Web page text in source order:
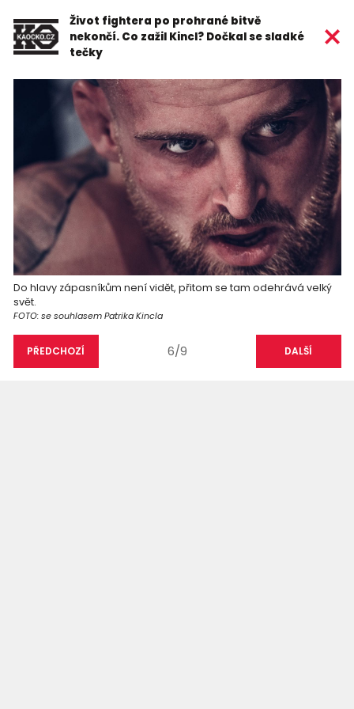
Život fightera po prohrané bitvě
nekončí. Co zažil Kincl? Dočkal se sladké
tečky
Do hlavy zápasníkům není vidět, přitom se tam odehrává velký
svět.
FOTO: se souhlasem Patrika Kincla
PŘEDCHOZÍ 6/9 DALŠÍ